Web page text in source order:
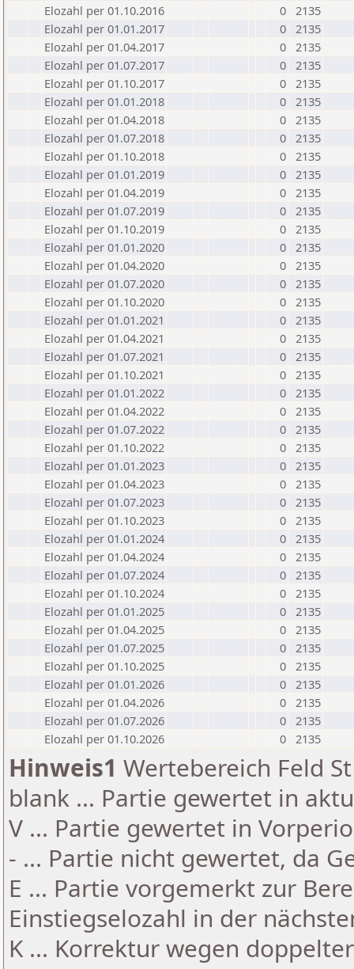
Elozahl per 01.10.2016
0 2135
Elozahl per 01.01.2017
0 2135
Elozahl per 01.04.2017
0 2135
Elozahl per 01.07.2017
0 2135
Elozahl per 01.10.2017
0 2135
Elozahl per 01.01.2018
0 2135
Elozahl per 01.04.2018
0 2135
Elozahl per 01.07.2018
0 2135
Elozahl per 01.10.2018
0 2135
Elozahl per 01.01.2019
0 2135
Elozahl per 01.04.2019
0 2135
Elozahl per 01.07.2019
0 2135
Elozahl per 01.10.2019
0 2135
Elozahl per 01.01.2020
0 2135
Elozahl per 01.04.2020
0 2135
Elozahl per 01.07.2020
0 2135
Elozahl per 01.10.2020
0 2135
Elozahl per 01.01.2021
0 2135
Elozahl per 01.04.2021
0 2135
Elozahl per 01.07.2021
0 2135
Elozahl per 01.10.2021
0 2135
Elozahl per 01.01.2022
0 2135
Elozahl per 01.04.2022
0 2135
Elozahl per 01.07.2022
0 2135
Elozahl per 01.10.2022
0 2135
Elozahl per 01.01.2023
0 2135
Elozahl per 01.04.2023
0 2135
Elozahl per 01.07.2023
0 2135
Elozahl per 01.10.2023
0 2135
Elozahl per 01.01.2024
0 2135
Elozahl per 01.04.2024
0 2135
Elozahl per 01.07.2024
0 2135
Elozahl per 01.10.2024
0 2135
Elozahl per 01.01.2025
0 2135
Elozahl per 01.04.2025
0 2135
Elozahl per 01.07.2025
0 2135
Elozahl per 01.10.2025
0 2135
Elozahl per 01.01.2026
0 2135
Elozahl per 01.04.2026
0 2135
Elozahl per 01.07.2026
0 2135
Elozahl per 01.10.2026
0 2135
Hinweis1 Wertebereich Feld
blank ... Partie gewertet in
V ... Partie gewertet in
- ... Partie nicht gewertet, da
E ... Partie vorgemerkt zur
Einstiegselozahl in der
K ... Korrektur wegen